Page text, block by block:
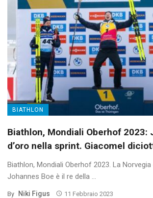
BIATHLON
Biathlon, Mondiali Oberhof 2023:
d’oro nella sprint. Giacomel
Biathlon, Mondiali Oberhof 2023. La Norvegia
Johannes Boe è il re della ...
By Niki Figus 11 Febbraio 2023